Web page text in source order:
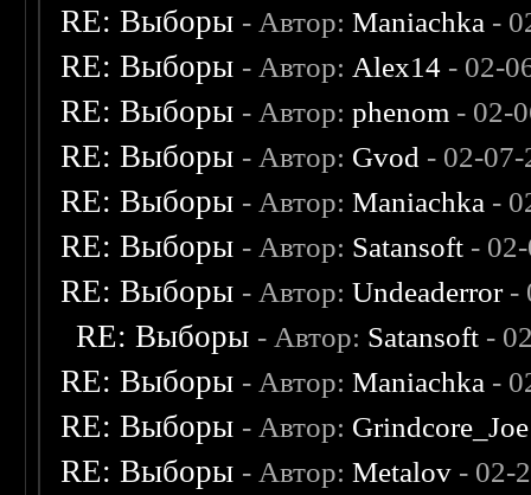
RE: Выборы - Автор:Maniachka -
RE: Выборы - Автор: Alex14 - 02-
RE: Выборы - Автор:phenom - 02-
RE: Выборы - Автор: Gvod - 02-
RE: Выборы - Автор:Maniachka -
RE: Выборы - Автор: Satansoft -
RE: Выборы - Автор:Undeaderror-
RE: Выборы - Автор: Satansoft -
RE: Выборы - Автор:Maniachka -
RE: Выборы - Автор: Grindcore_Joe
RE: Выборы - Автор:Metalov - 02-